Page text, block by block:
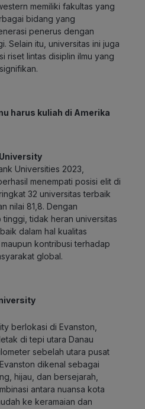
memiliki fakultas yang
bidang yang
penerus dengan
Selain itu, universitas ini juga
riset lintas disiplin ilmu yang
harus kuliah di Amerika
Universities 2023,
menempati posisi elit di
32 universitas terbaik
nilai 81,8. Dengan
tidak heran universitas
dalam hal kualitas
kontribusi terhadap
global.
berlokasi di Evanston,
di tepi utara Danau
sebelah utara pusat
dikenal sebagai
hijau, dan bersejarah,
antara nuansa kota
ke keramaian dan